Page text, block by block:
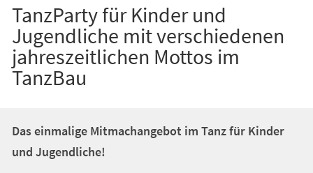
TanzParty für Kinder und
Jugendliche mit verschiedenen
jahreszeitlichen Mottos im
TanzBau
Das einmalige Mitmachangebot im Tanz für Kinder
und Jugendliche!